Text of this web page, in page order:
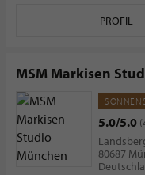
PROFIL
MSM Markisen
5.0/5.0
80687